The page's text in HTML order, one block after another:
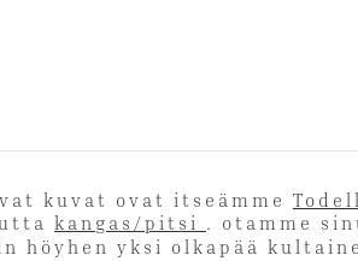
kuvat ovat itseämme
kangas/pitsi . otamme